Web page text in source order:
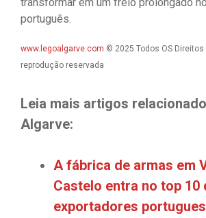
português.
www.legoalgarve.com © 2025 Todos OS
reprodução reservada
Leia mais artigos
Algarve:
A fábrica de armas em
Castelo entra no top 10
exportadores